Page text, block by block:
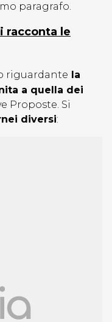
paragrafo.
racconta le
riguardante la
a quella dei
Proposte. Si
diversi: